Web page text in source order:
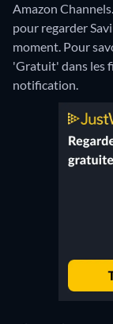
Amazon Channels.
pour regarder
moment. Pour
'Gratuit' dans les
notification.